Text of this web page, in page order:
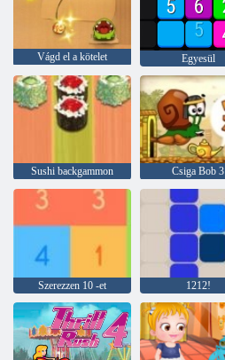
Vágd el a kötelet Egyesül
Sushi backgammon Csiga Bob 3
Szerezzen 10 -et 1212!